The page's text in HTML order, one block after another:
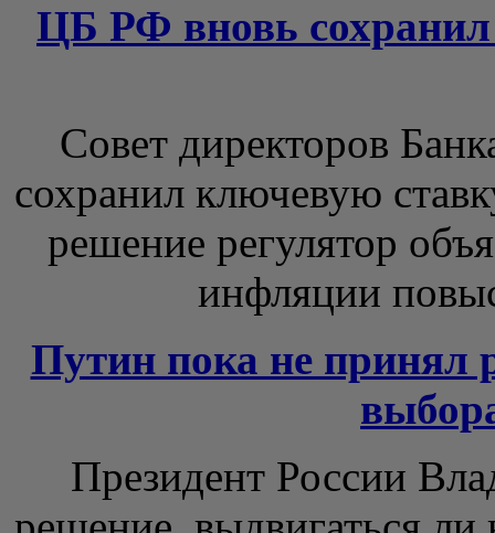
ЦБ РФ вновь
Совет директоров
сохранил ключевую
решение регулятор
инфляции
Путин пока не принял
Президент России